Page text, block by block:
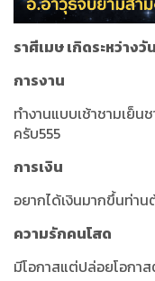
ราศีเมษ เกิดระหว่างวั
การงาน
ทำงานแบบเช้าชามเย็น
ครับ555
การเงิน
อยากได้เงินมากขึ้นท่า
ความรักคนโสด
มีโอกาสแต่ปล่อยโอกา